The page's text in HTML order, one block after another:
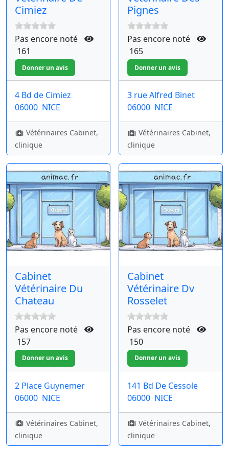
Cimiez
Pas encore noté
161
4 Bd de Cimiez
06000 NICE
Vétérinaires Cabinet,
clinique
Pignes
Pas encore noté
165
3 rue Alfred Binet
06000 NICE
Vétérinaires Cabinet,
clinique
Cabinet
Vétérinaire Du
Chateau
Pas encore noté
157
2 Place Guynemer
06000 NICE
Vétérinaires Cabinet,
clinique
Cabinet
Vétérinaire Dv
Rosselet
Pas encore noté
150
141 Bd De Cessole
06000 NICE
Vétérinaires Cabinet,
clinique